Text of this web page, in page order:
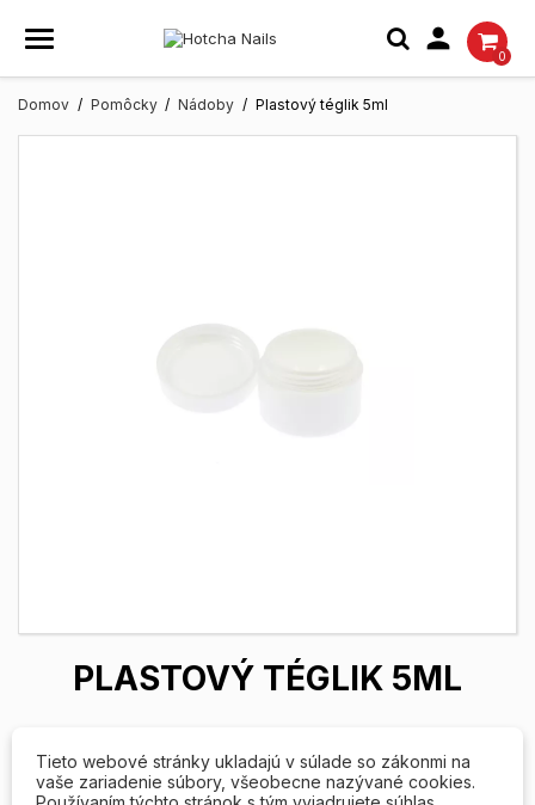

0
Domov Pomôcky Nádoby Plastový téglik 5ml
PLASTOVÝ TÉGLIK 5ML
Tieto webové stránky ukladajú v súlade so zákonmi na
vaše zariadenie súbory, všeobecne nazývané cookies.